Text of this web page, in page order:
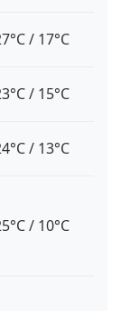
/ 17°C
/ 15°C
/ 13°C
/ 10°C